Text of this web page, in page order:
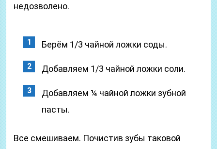
недозволено.
Берём 1/3 чайной ложки соды.
Добавляем 1/3 чайной ложки соли.
Добавляем ¼ чайной ложки зубной
пасты.
Все смешиваем. Почистив зубы таковой